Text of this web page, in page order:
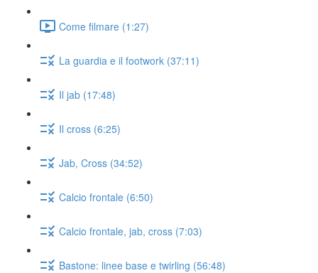
Come filmare (1:27)
La guardia e il footwork (37:11)
Il jab (17:48)
Il cross (6:25)
Jab, Cross (34:52)
Calcio frontale (6:50)
Calcio frontale, jab, cross (7:03)
Bastone: linee base e twirling (56:48)